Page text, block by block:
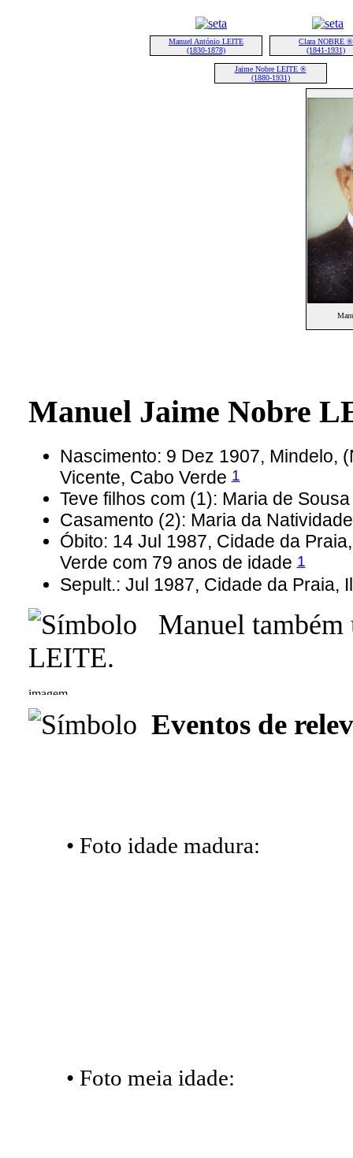
Manuel António LEITE
(1830-1878)
Clara NOBRE ®
(1841-1931)
Jaime Nobre LEITE ®
(1880-1931)
Manuel Jaime Nobre
Nascimento: 9 Dez 1907, Mindelo,
Vicente, Cabo Verde1
Teve filhos com (1): Maria de
Casamento (2): Maria da
Óbito: 14 Jul 1987, Cidade da
Verde com 79 anos de idade1
Sepult.: Jul 1987, Cidade da Praia,
Manuel também
LEITE.
Eventos de
• Foto idade madura:
• Foto meia idade: